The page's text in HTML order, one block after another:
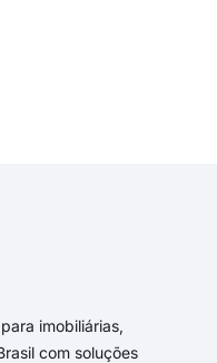
imobiliárias,
com soluções